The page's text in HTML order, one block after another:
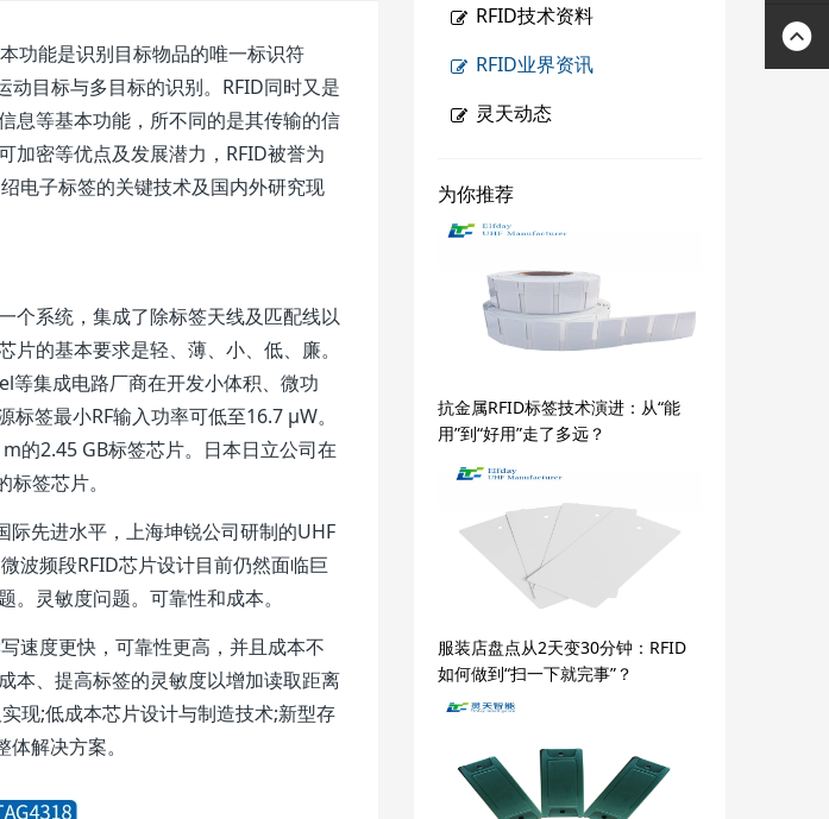
功能是识别目标物品的唯一标识符
动目标与多目标的识别。RFID同时又是
息等基本功能，所不同的是其传输的信
加密等优点及发展潜力，RFID被誉为
电子标签的关键技术及国内外研究现
个系统，集成了除标签天线及匹配线以
的基本要求是轻、薄、小、低、廉。
集成电路厂商在开发小体积、微功
签最小RF输入功率可低至16.7 μW。
的2.45 GB标签芯片。日本日立公司在
签芯片。
先进水平，上海坤锐公司研制的UHF
波频段RFID芯片设计目前仍然面临巨
灵敏度问题。可靠性和成本。
速度更快，可靠性更高，并且成本不
本、提高标签的灵敏度以增加读取距离
现;低成本芯片设计与制造技术;新型存
解决方案。
RFID技术资料
RFID业界资讯
灵天动态
为你推荐
抗金属RFID标签技术演进：从“能
用”到“好用”走了多远？
服装店盘点从2天变30分钟：RFID
如何做到“扫一下就完事”？
众号
400807